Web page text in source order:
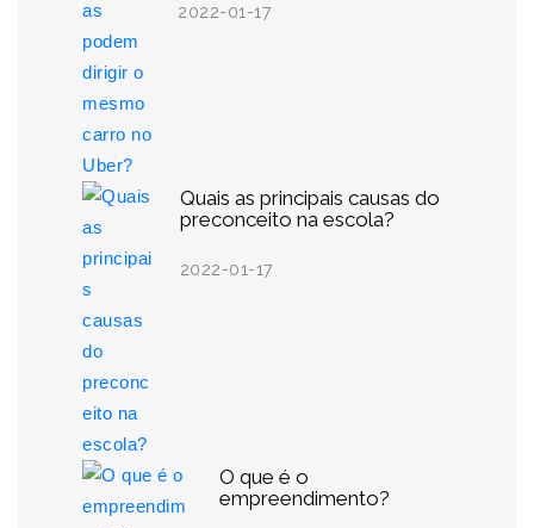
2022-01-17
Quais as principais causas do
preconceito na escola?
2022-01-17
O que é o
empreendimento?